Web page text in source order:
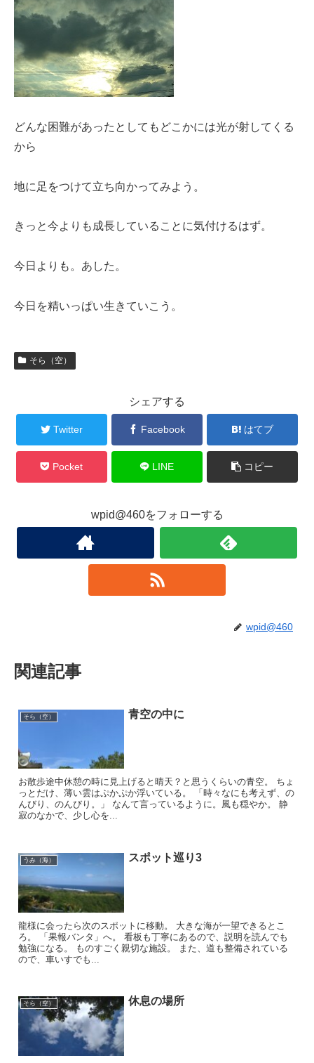
どんな困難があったとしてもどこかには光が射してくる
から
地に足をつけて立ち向かってみよう。
きっと今よりも成長していることに気付けるはず。
今日よりも。あした。
今日を精いっぱい生きていこう。
そら（空）
シェアする
Twitter Facebook はてブ
Pocket LINE コピー
wpid@460をフォローする
wpid@460
関連記事
そら（空） 青空の中に
お散歩途中休憩の時に見上げると晴天？と思うくらいの青空。 ちょ
っとだけ、薄い雲はぷかぷか浮いている。 「時々なにも考えず、の
んびり、のんびり。」 なんて言っているように。風も穏やか。 静
寂のなかで、少し心を...
うみ（海） スポット巡り3
龍様に会ったら次のスポットに移動。 大きな海が一望できるとこ
ろ。 「果報バンタ」へ。 看板も丁寧にあるので、説明を読んでも
勉強になる。 ものすごく親切な施設。 また、道も整備されている
ので、車いすでも...
そら（空） 休息の場所